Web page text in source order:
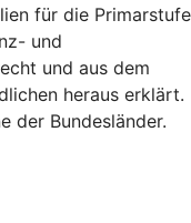
für die Primarstufe
und
und aus dem
heraus erklärt.
der Bundesländer.